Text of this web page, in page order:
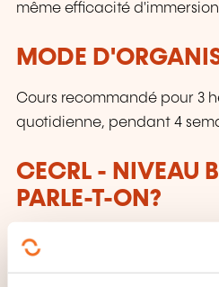
même efficacité
MODE
Cours recommandé pour 3
quotidienne, pendant 4
CECRL - NIVEAU
PARLE-T-ON?
Toute personne ayant
Peut comprendre le